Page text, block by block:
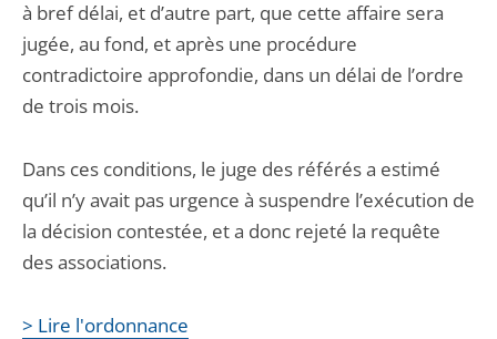
à bref délai, et d’autre part, que cette affaire sera
jugée, au fond, et après une procédure
contradictoire approfondie, dans un délai de l’ordre
de trois mois.
Dans ces conditions, le juge des référés a estimé
qu’il n’y avait pas urgence à suspendre l’exécution de
la décision contestée, et a donc rejeté la requête
des associations.
> Lire l'ordonnance